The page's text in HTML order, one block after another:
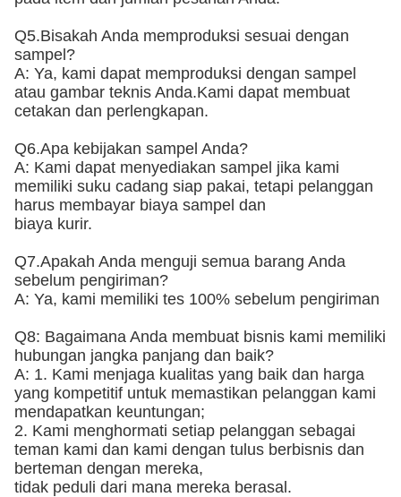
Q5.Bisakah Anda memproduksi sesuai dengan
sampel?
A: Ya, kami dapat memproduksi dengan sampel
atau gambar teknis Anda.Kami dapat membuat
cetakan dan perlengkapan.
Q6.Apa kebijakan sampel Anda?
A: Kami dapat menyediakan sampel jika kami
memiliki suku cadang siap pakai, tetapi pelanggan
harus membayar biaya sampel dan
biaya kurir.
Q7.Apakah Anda menguji semua barang Anda
sebelum pengiriman?
A: Ya, kami memiliki tes 100% sebelum pengiriman
Q8: Bagaimana Anda membuat bisnis kami memiliki
hubungan jangka panjang dan baik?
A: 1. Kami menjaga kualitas yang baik dan harga
yang kompetitif untuk memastikan pelanggan kami
mendapatkan keuntungan;
2. Kami menghormati setiap pelanggan sebagai
teman kami dan kami dengan tulus berbisnis dan
berteman dengan mereka,
tidak peduli dari mana mereka berasal.